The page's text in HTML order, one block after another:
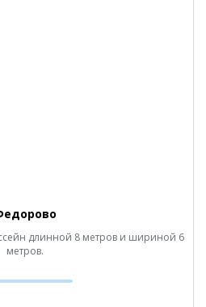
длинной 8 метров и шириной 6
метров.